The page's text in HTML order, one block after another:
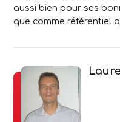
aussi bien pour ses
que comme référentiel